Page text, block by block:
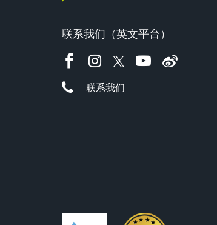
联系我们（英文平台）
联系我们